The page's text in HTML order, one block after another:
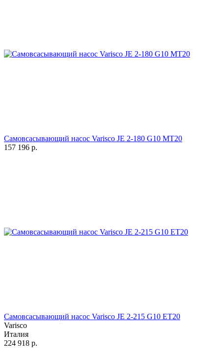
Самовсасывающий насос Varisco JE 2-180 G10 MT20
157 196 р.
Самовсасывающий насос Varisco JE 2-215 G10 ET20
Varisco
Италия
224 918 р.